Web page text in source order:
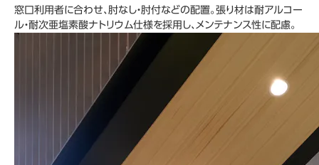
窓口利用者に合わせ、肘なし・肘付などの配置。張り材は耐アルコー
ル・耐次亜塩素酸ナトリウム仕様を採用し、メンテナンス性に配慮。